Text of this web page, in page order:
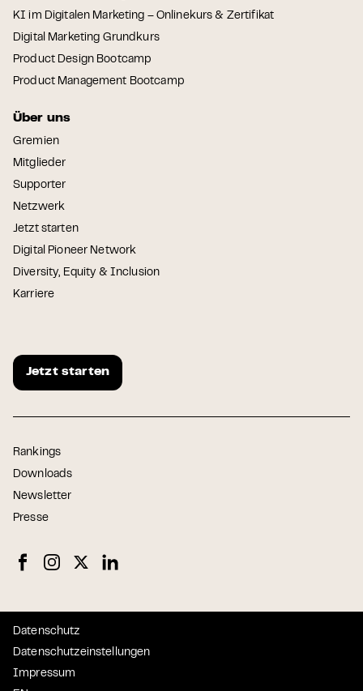
KI im Digitalen Marketing – Onlinekurs & Zertifikat
Digital Marketing Grundkurs
Product Design Bootcamp
Product Management Bootcamp
Über uns
Gremien
Mitglieder
Supporter
Netzwerk
Jetzt starten
Digital Pioneer Network
Diversity, Equity & Inclusion
Karriere
Jetzt starten
Rankings
Downloads
Newsletter
Presse
Datenschutz
Datenschutzeinstellungen
Impressum